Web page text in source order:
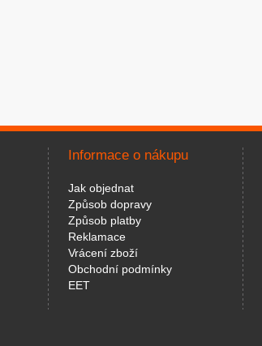
Informace o nákupu
Jak objednat
Způsob dopravy
Způsob platby
Reklamace
Vrácení zboží
Obchodní podmínky
EET